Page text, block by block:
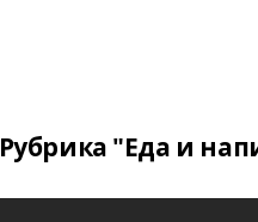
Рубрика "Еда и